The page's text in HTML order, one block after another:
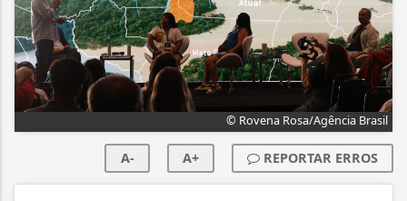
© Rovena Rosa/Agência Brasil
A- A+ REPORTAR ERROS